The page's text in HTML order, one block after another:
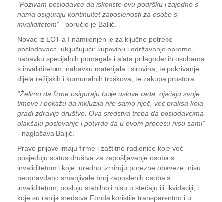
“Pozivam poslodavce da iskoriste ovu podršku i zajedno s
nama osiguraju kontinuitet zaposlenosti za osobe s
invaliditetom” - poručio je Baljić.
Novac iz LOT-a I namijenjen je za ključne potrebe
poslodavaca, uključujući: kupovinu i održavanje opreme,
nabavku specijalnih pomagala i alata prilagođenih osobama
s invaliditetom, nabavku materijala i sirovina, te pokrivanje
dijela režijskih i komunalnih troškova, te zakupa prostora.
“Želimo da firme osiguraju bolje uslove rada, ojačaju svoje
timove i pokažu da inkluzija nije samo riječ, već praksa koja
gradi zdravije društvo. Ova sredstva treba da poslodavcima
olakšaju poslovanje i potvrde da u ovom procesu nisu sami”
- naglašava Baljić.
Pravo prijave imaju firme i zaštitne radionice koje već
posjeduju status društva za zapošljavanje osoba s
invaliditetom i koje: uredno izmiruju porezne obaveze, nisu
neopravdano smanjivale broj zaposlenih osoba s
invaliditetom, posluju stabilno i nisu u stečaju ili likvidaciji, i
koje su ranija sredstva Fonda koristile transparentno i u